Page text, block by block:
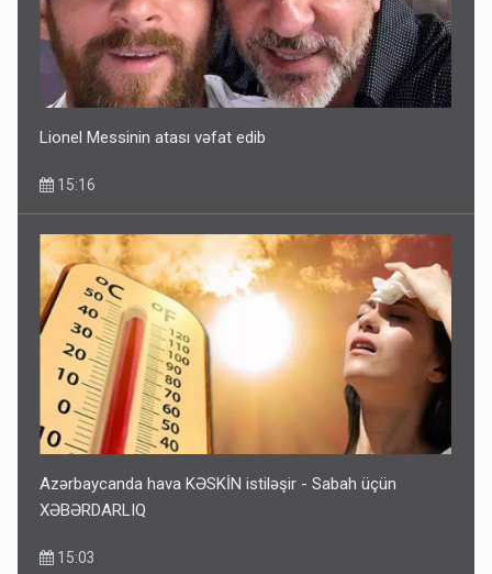
Lionel Messinin atası vəfat edib
15:16
Azərbaycanda hava KƏSKİN istiləşir - Sabah üçün
XƏBƏRDARLIQ
15:03